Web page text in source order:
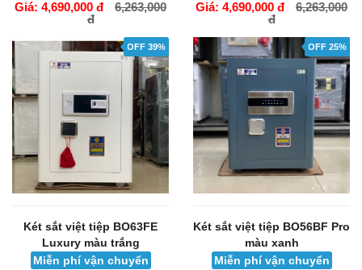
Giá: 4,690,000 đ
6,263,000
đ
Giá: 4,690,000 đ
6,263,000
đ
OFF 39%
Két sắt việt tiệp BO63FE
Luxury màu trắng
Miễn phí vận chuyển
OFF 25%
Két sắt việt tiệp BO56BF Pro
màu xanh
Miễn phí vận chuyển